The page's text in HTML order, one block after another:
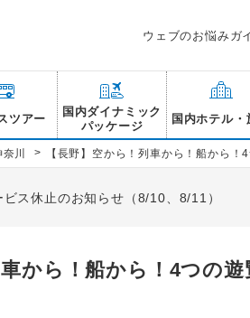
ウェブのお悩みガ
ツアー
国内ダイナミック
パッケージ
国内ホテル・
川 > 【長野】空から！列車から！船から
ビス休止のお知らせ（8/10、8/11）
車から！船から！4つの